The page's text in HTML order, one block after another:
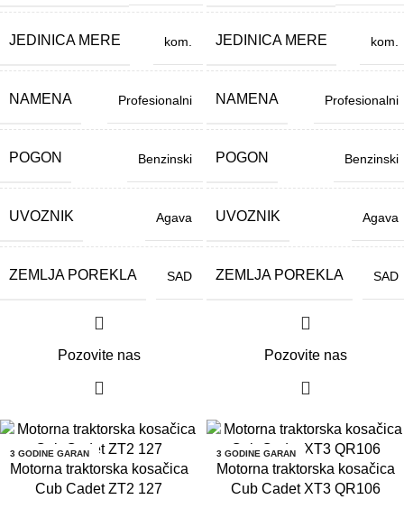
JEDINICA MERE kom.
NAMENA Profesionalni
POGON Benzinski
UVOZNIK Agava
ZEMLJA POREKLA SAD
Pozovite nas
JEDINICA MERE kom.
NAMENA Profesionalni
POGON Benzinski
UVOZNIK Agava
ZEMLJA POREKLA SAD
Pozovite nas
3 GODINE GARAN
CIJA
Motorna traktorska kosačica
Cub Cadet ZT2 127
3 GODINE GARAN
CIJA
Motorna traktorska kosačica
Cub Cadet XT3 QR106